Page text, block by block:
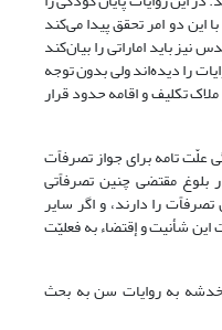
این دو امر تحقق پیدا می‌کند
باید اماراتی را بیان‌کند
را دیده‌اند ولی بدون توجه
تکلیف و اقامه حدود قرار
نظریه بیان شده که 9سالگی علّت تامه برای جواز تصرفاًت
نشده، بلکه 9سالگی در بلوغ مقتضی چنین تصرفاًتی
را دارند، و اگر سایر
شأنیت و إقتضاء به فعلیّت
خدشه به روایات سن به بحث